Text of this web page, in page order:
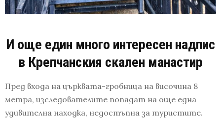
И още един много интересен надпис
в Крепчанския скален манастир
Пред входа на църквата-гробница на височина 8
метра, изследователите попадат на още една
удивителна находка, недостъпна за туристите.